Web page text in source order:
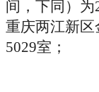
间，下同）为
重庆两江新区
5029室；